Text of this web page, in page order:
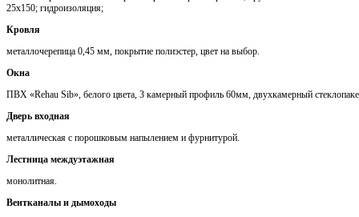
25х150; гидроизоляция;
Кровля
металлочерепица 0,45 мм, покрытие полиэстер, цвет на выбор.
Окна
ПВХ «Rehau Sib», белого цвета, 3 камерный профиль 60мм, двухкамерный
Дверь входная
металлическая с порошковым напылением и фурнитурой.
Лестница междуэтажная
монолитная.
Вентканалы и дымоходы